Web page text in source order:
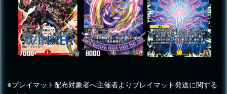
※プレイマット配布対象者へ主催者よりプレイマット発送に関する